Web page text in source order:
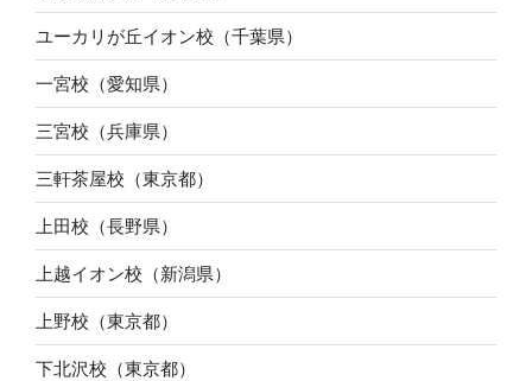
ユーカリが丘イオン校（千葉県）
一宮校（愛知県）
三宮校（兵庫県）
三軒茶屋校（東京都）
上田校（長野県）
上越イオン校（新潟県）
上野校（東京都）
下北沢校（東京都）